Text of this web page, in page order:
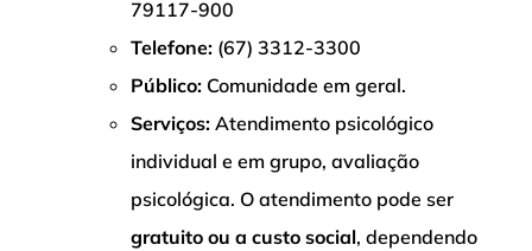
79117-900
Telefone: (67) 3312-3300
Público: Comunidade em geral.
Serviços: Atendimento psicológico
individual e em grupo, avaliação
psicológica. O atendimento pode ser
gratuito ou a custo social, dependendo